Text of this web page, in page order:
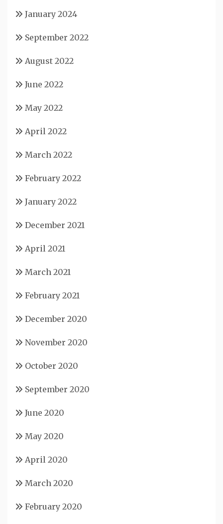
January 2024
September 2022
August 2022
June 2022
May 2022
April 2022
March 2022
February 2022
January 2022
December 2021
April 2021
March 2021
February 2021
December 2020
November 2020
October 2020
September 2020
June 2020
May 2020
April 2020
March 2020
February 2020